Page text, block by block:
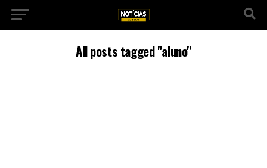
All posts tagged "aluno"